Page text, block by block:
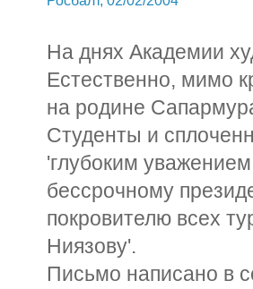
На днях Академии
Естественно, мимо
на родине
Студенты и
'глубоким
бессрочному
покровителю всех
Ниязову'.
Письмо написано в